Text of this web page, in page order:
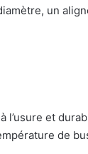
un
l’usure et
de